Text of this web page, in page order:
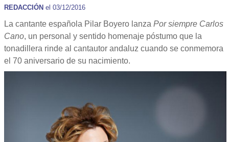
REDACCIÓN el 03/12/2016
La cantante española Pilar Boyero lanza Por siempre Carlos
Cano, un personal y sentido homenaje póstumo que la
tonadillera rinde al cantautor andaluz cuando se conmemora
el 70 aniversario de su nacimiento.